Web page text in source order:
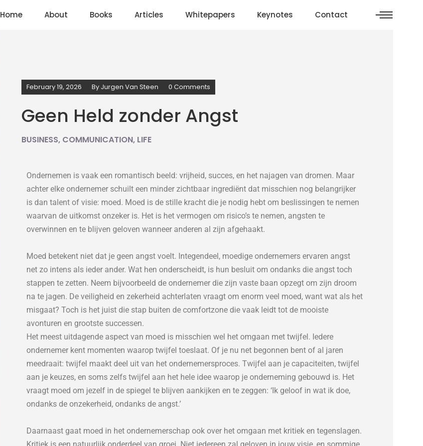
Home About Books Articles Whitepapers Keynotes Contact
February 19, 2026 By Jurgen Van Steen 0 Comments
Geen Held zonder Angst
BUSINESS, COMMUNICATION, LIFE
Ondernemen is vaak een romantisch beeld: vrijheid, succes, en het najagen van dromen. Maar
achter elke ondernemer schuilt een minder zichtbaar ingrediënt dat misschien nog belangrijker
is dan talent of visie: moed. Moed is de stille kracht die je nodig hebt om beslissingen te nemen
waarvan de uitkomst onzeker is. Het is het vermogen om risico’s te nemen, angsten te
overwinnen en te blijven geloven wanneer anderen al zijn afgehaakt.
Moed betekent niet dat je geen angst voelt. Integendeel, moedige ondernemers ervaren angst
net zo intens als ieder ander. Wat hen onderscheidt, is hun besluit om ondanks die angst toch
stappen te zetten. Neem bijvoorbeeld de ondernemer die zijn vaste baan opzegt om zijn droom
na te jagen. De veiligheid en zekerheid achterlaten vraagt om enorm veel moed, want wat als het
misgaat? Toch is het juist die stap buiten de comfortzone die vaak leidt tot de mooiste
avonturen en grootste successen.
Het meest uitdagende aspect van moed is misschien wel het omgaan met twijfel. Iedere
ondernemer kent momenten waarop twijfel toeslaat. Of je nu net begonnen bent of al jaren
meedraait: twijfel maakt deel uit van het ondernemersproces. Twijfel aan je capaciteiten, twijfel
aan je keuzes, en soms zelfs twijfel aan het hele idee waarop je onderneming gebouwd is. Het
vraagt moed om jezelf in de spiegel te blijven aankijken en te zeggen: ‘Ik geloof in wat ik doe,
ondanks de onzekerheid, ondanks de angst.’
Daarnaast gaat moed in het ondernemerschap ook over het omgaan met kritiek en tegenslagen.